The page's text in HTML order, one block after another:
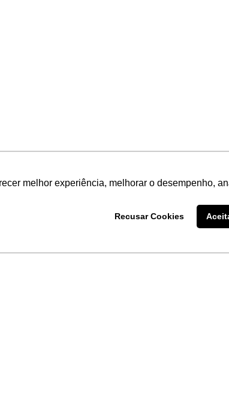
melhor experiência, melhorar o desempenho,
Recusar Cookies